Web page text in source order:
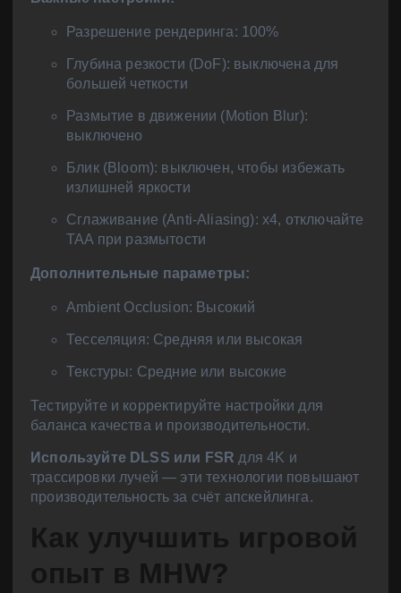
Разрешение рендеринга: 100%
Глубина резкости (DoF): выключена для
большей четкости
Размытие в движении (Motion Blur):
выключено
Блик (Bloom): выключен, чтобы избежать
излишней яркости
Сглаживание (Anti-Aliasing): x4, отключайте
TAA при размытости
Дополнительные параметры:
Ambient Occlusion: Высокий
Тесселяция: Средняя или высокая
Текстуры: Средние или высокие
Тестируйте и корректируйте настройки для
баланса качества и производительности.
Используйте DLSS или FSR для 4K и
трассировки лучей — эти технологии повышают
производительность за счёт апскейлинга.
Как улучшить игровой
опыт в MHW?